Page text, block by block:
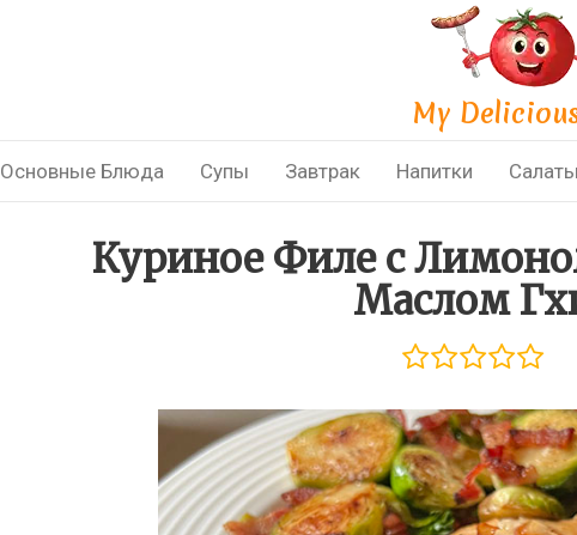
My
Основные Блюда Супы Завтрак Напитки Салаты
Куриное Филе с
Маслом